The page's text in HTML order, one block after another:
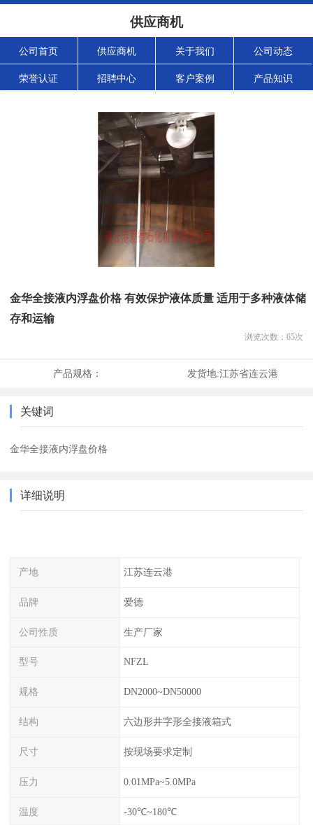
供应商机
公司首页 供应商机 关于我们 公司动态
荣誉认证 招聘中心 客户案例 产品知识
金华全接液内浮盘价格 有效保护液体质量 适用于多种液体储
存和运输
浏览次数： 65次
产品规格： 发货地:江苏省连云港
关键词
金华全接液内浮盘价格
详细说明
产地 江苏连云港
品牌 爱德
公司性质 生产厂家
型号 NFZL
规格 DN2000~DN50000
结构 六边形井字形全接液箱式
尺寸 按现场要求定制
压力 0.01MPa~5.0MPa
温度 -30℃~180℃